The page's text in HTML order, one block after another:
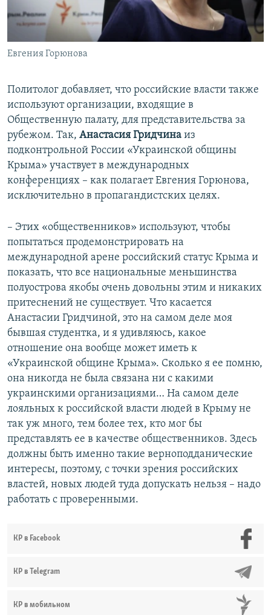
Евгения Горюнова
Политолог добавляет, что российские власти также
используют организации, входящие в
Общественную палату, для представительства за
рубежом. Так, Анастасия Гридчина из
подконтрольной России «Украинской общины
Крыма» участвует в международных
конференциях – как полагает Евгения Горюнова,
исключительно в пропагандистских целях.
– Этих «общественников» используют, чтобы
попытаться продемонстрировать на
международной арене российский статус Крыма и
показать, что все национальные меньшинства
полуострова якобы очень довольны этим и никаких
притеснений не существует. Что касается
Анастасии Гридчиной, это на самом деле моя
бывшая студентка, и я удивляюсь, какое
отношение она вообще может иметь к
«Украинской общине Крыма». Сколько я ее помню,
она никогда не была связана ни с какими
украинскими организациями… На самом деле
лояльных к российской власти людей в Крыму не
так уж много, тем более тех, кто мог бы
представлять ее в качестве общественников. Здесь
должны быть именно такие верноподданические
интересы, поэтому, с точки зрения российских
властей, новых людей туда допускать нельзя – надо
работать с проверенными.
КР в Facebook
КР в Telegram
КР в мобильном